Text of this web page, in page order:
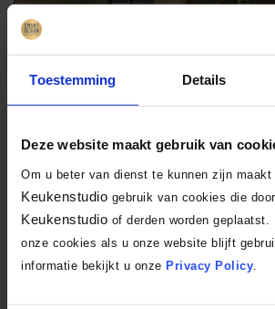
Toestemming Details
Deze website maakt gebruik van
Om u beter van dienst te kunnen zijn maakt
Keukenstudio gebruik van cookies die door
Keukenstudio of derden worden geplaatst.
onze cookies als u onze website blijft
informatie bekijkt u onze Privacy Policy
5 november 2024
Smaakvolle keukentrends van 2025
Graag delen wij de keukentrends voor 2025 met u.
opvallende keukentrends- en stijlen zien, maar